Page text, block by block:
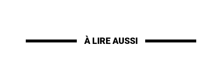
À LIRE AUSSI